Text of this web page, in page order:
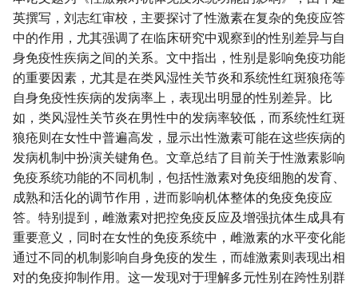
英撰写，刘志红审校，主要探讨了性激素在复杂的免疫应答
中的作用，尤其强调了在临床研究中观察到的性别差异与自
身免疫性疾病之间的关系。文中指出，性别是影响免疫功能
的重要因素，尤其是在类风湿性关节炎和系统性红斑狼疮等
自身免疫性疾病的发病率上，表现出明显的性别差异。比
如，类风湿性关节炎在男性中的发病率较低，而系统性红斑
狼疮则在女性中普遍高发，显示出性激素可能在这些疾病的
发病机制中扮演关键角色。文章总结了目前关于性激素影响
免疫系统功能的不同机制，包括性激素对免疫细胞的发育、
成熟和活化的调节作用，进而影响机体整体的免疫免疫应
答。特别提到，雌激素对把控免疫反应及增强抗体生成具有
重要意义，同时在女性的免疫系统中，雌激素的水平变化能
通过不同的机制影响自身免疫的发生，而雄激素则表现出相
对的免疫抑制作用。这一发现对于理解多元性别在跨性别群